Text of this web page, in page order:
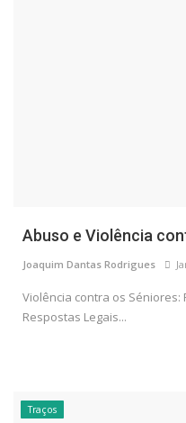
Abuso e Violência
Joaquim Dantas Rodrigues
Violência contra os Séniores:
Respostas Legais...
Traços